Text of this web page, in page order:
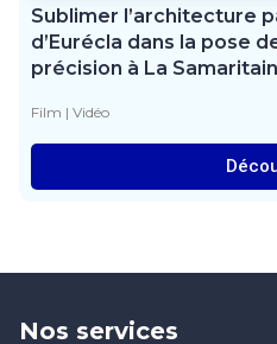
Sublimer l’architecture
d’Eurécla dans la pose
précision à La
Film | Vidéo
Nos services